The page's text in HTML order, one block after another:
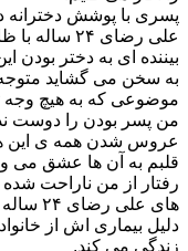
پسری با پوشش دخترانه
علی رضای ۲۴
بیننده ای به دختر بودن
به سخن می گشاید
موضوعی كه به هیچ وجه
من پسر بودن را دوست
عروس شدن همه ی این
قلبم به آن ها عشق می
رفتار از من ناراحت شده
های
دلیل بیماری اش از
زندگی می كند.